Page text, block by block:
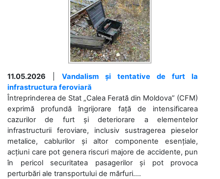
11.05.2026
Vandalism și tentative de furt la
infrastructura feroviară
Întreprinderea de Stat „Calea Ferată din Moldova” (CFM)
exprimă profundă îngrijorare față de intensificarea
cazurilor de furt și deteriorare a elementelor
infrastructurii feroviare, inclusiv sustragerea pieselor
metalice, cablurilor și altor componente esențiale,
acțiuni care pot genera riscuri majore de accidente, pun
în pericol securitatea pasagerilor și pot provoca
perturbări ale transportului de mărfuri....